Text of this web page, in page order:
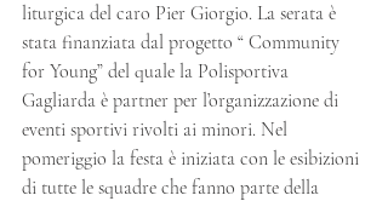
liturgica del caro Pier Giorgio. La serata è
stata finanziata dal progetto “ Community
for Young” del quale la Polisportiva
Gagliarda è partner per l’organizzazione di
eventi sportivi rivolti ai minori. Nel
pomeriggio la festa è iniziata con le esibizioni
di tutte le squadre che fanno parte della